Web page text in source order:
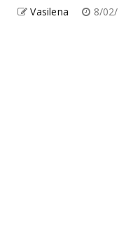
Vasilena 8/